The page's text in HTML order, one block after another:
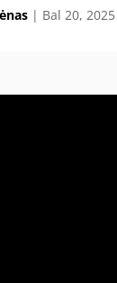
| Bal 20, 2025